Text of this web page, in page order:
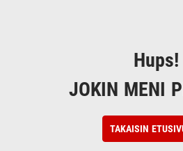
Hups!
JOKIN MENI
TAKAISIN